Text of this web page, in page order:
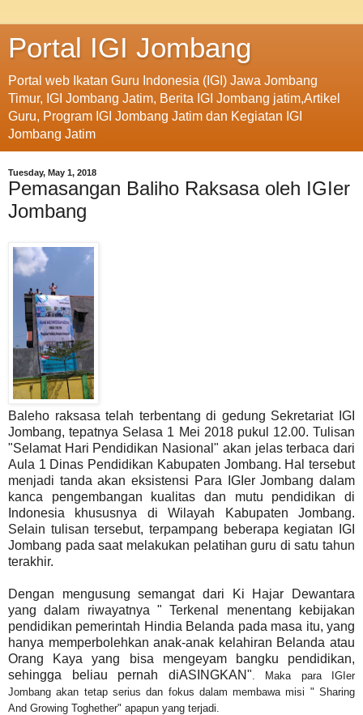
Portal IGI Jombang
Portal web Ikatan Guru Indonesia (IGI) Jawa Jombang
Timur, IGI Jombang Jatim, Berita IGI Jombang jatim,Artikel
Guru, Program IGI Jombang Jatim dan Kegiatan IGI
Jombang Jatim
Tuesday, May 1, 2018
Pemasangan Baliho Raksasa oleh IGIer
Jombang
Baleho raksasa telah terbentang di gedung Sekretariat IGI
Jombang, tepatnya Selasa 1 Mei 2018 pukul 12.00. Tulisan
"Selamat Hari Pendidikan Nasional" akan jelas terbaca dari
Aula 1 Dinas Pendidikan Kabupaten Jombang. Hal tersebut
menjadi tanda akan eksistensi Para IGIer Jombang dalam
kanca pengembangan kualitas dan mutu pendidikan di
Indonesia khususnya di Wilayah Kabupaten Jombang.
Selain tulisan tersebut, terpampang beberapa kegiatan IGI
Jombang pada saat melakukan pelatihan guru di satu tahun
terakhir.
Dengan mengusung semangat dari Ki Hajar Dewantara
yang dalam riwayatnya " Terkenal menentang kebijakan
pendidikan pemerintah Hindia Belanda pada masa itu, yang
hanya memperbolehkan anak-anak kelahiran Belanda atau
Orang Kaya yang bisa mengeyam bangku pendidikan,
sehingga beliau pernah diASINGKAN" . Maka para IGIer
Jombang akan tetap serius dan fokus dalam membawa misi " Sharing
And Growing Toghether" apapun yang terjadi.